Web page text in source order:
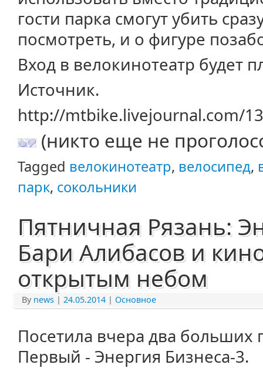
гости парка смогут убить
посмотреть, и о фигуре
Вход в велокинотеатр будет
Источник.
http://mtbike.livejournal.com/
(никто еще не
Tagged велокинотеатр, велосипед,
парк, сокольники
Пятничная Рязань:
Бари Алибасов и
открытым небом
By news | 24.05.2014 | Основное
Посетила вчера два больших
Первый - Энергия Бизнеса-3.